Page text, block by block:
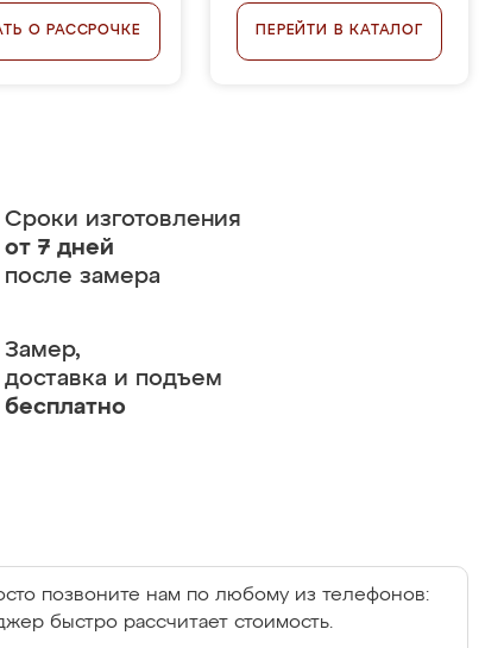
О РАССРОЧКЕ ПЕРЕЙТИ В КАТАЛОГ
Сроки изготовления
от 7 дней
после замера
Замер,
доставка и подъем
бесплатно
позвоните нам по любому из телефонов:
быстро рассчитает стоимость.